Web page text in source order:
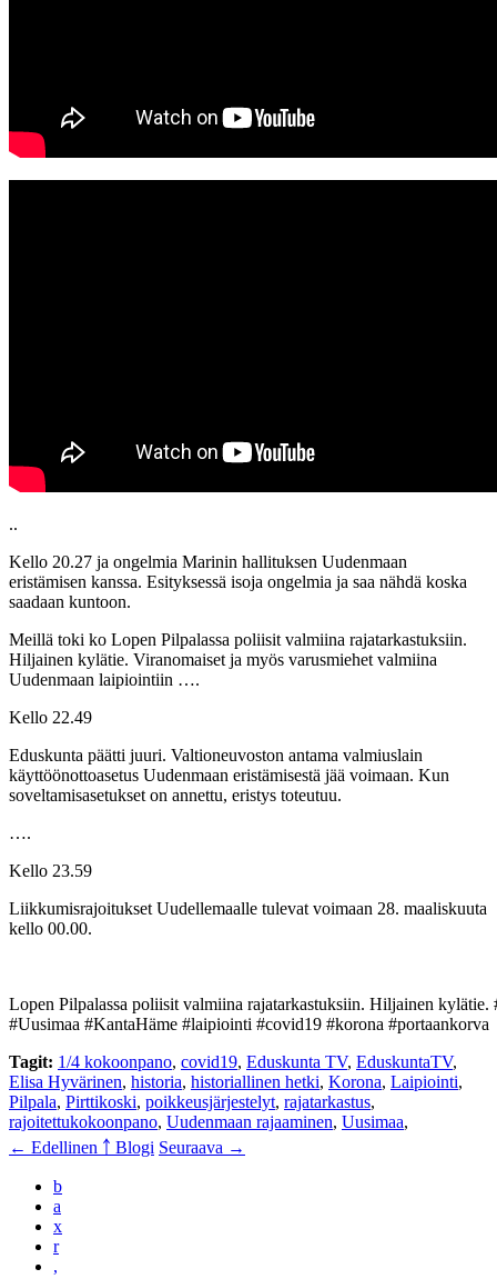
..
Kello 20.27 ja ongelmia Marinin hallituksen Uudenmaan
eristämisen kanssa. Esityksessä isoja ongelmia ja saa nähdä koska
saadaan kuntoon.
‪Meillä toki ko Lopen Pilpalassa poliisit valmiina rajatarkastuksiin.
Hiljainen kylätie. Viranomaiset ja myös varusmiehet valmiina
Uudenmaan laipiointiin ….
Kello 22.49
Eduskunta päätti juuri. Valtioneuvoston antama valmiuslain
käyttöönottoasetus Uudenmaan eristämisestä jää voimaan. Kun
soveltamisasetukset on annettu, eristys toteutuu.
….
Kello 23.59
Liikkumisrajoitukset Uudellemaalle tulevat voimaan 28. maaliskuuta
kello 00.00.
‪Lopen Pilpalassa poliisit valmiina rajatarkastuksiin. Hiljainen kylätie.
#Uusimaa #KantaHäme #laipiointi #covid19 #korona #portaankorva ‬
Tagit: 1/4 kokoonpano, covid19, Eduskunta TV, EduskuntaTV,
Elisa Hyvärinen, historia, historiallinen hetki, Korona, Laipiointi,
Pilpala, Pirttikoski, poikkeusjärjestelyt, rajatarkastus,
rajoitettukokoonpano, Uudenmaan rajaaminen, Uusimaa,
← Edellinen ￪ Blogi Seuraava →
b
a
x
r
,